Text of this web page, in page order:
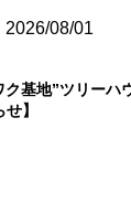
2026/08/01
基地”ツリーハ
】